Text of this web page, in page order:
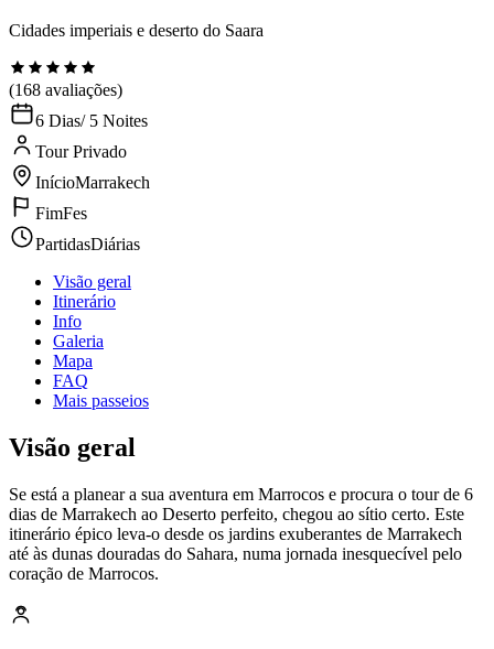
Cidades imperiais e deserto do Saara
(168 avaliações)
6 Dias/ 5 Noites
Tour Privado
InícioMarrakech
FimFes
PartidasDiárias
Visão geral
Itinerário
Info
Galeria
Mapa
FAQ
Mais passeios
Visão geral
Se está a planear a sua aventura em Marrocos e procura o tour de 6
dias de Marrakech ao Deserto perfeito, chegou ao sítio certo. Este
itinerário épico leva-o desde os jardins exuberantes de Marrakech
até às dunas douradas do Sahara, numa jornada inesquecível pelo
coração de Marrocos.